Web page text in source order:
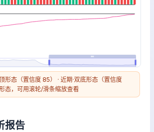
形态（置信度 85） · 近期·双底形态（置信度
态，可用滚轮/滑条缩放查看
报告